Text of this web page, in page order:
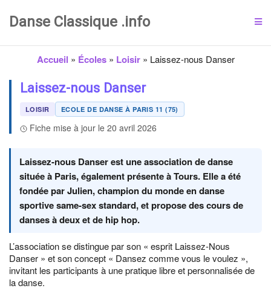
Danse Classique .info
Accueil » Écoles» Loisir» Laissez-nous Danser
Laissez-nous Danser
LOISIR ECOLE DE DANSE À PARIS 11 (75)
Fiche mise à jour le 20 avril 2026
Laissez-nous Danser est une association de danse
située à Paris, également présente à Tours. Elle a été
fondée par Julien, champion du monde en danse
sportive same-sex standard, et propose des cours de
danses à deux et de hip hop.
L’association se distingue par son « esprit Laissez-Nous
Danser » et son concept « Dansez comme vous le voulez »,
invitant les participants à une pratique libre et personnalisée de
la danse.